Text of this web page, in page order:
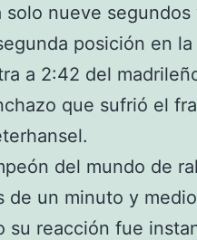
solo nueve segundos
posición en
a 2:42 del
que sufrió el
del mundo de
de un minuto y
su reacción fue